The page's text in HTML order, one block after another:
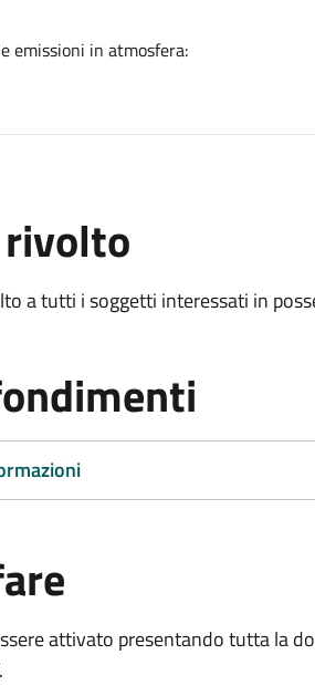
emissioni in atmosfera:
a tutti i soggetti interessati in
attivato presentando tutta la